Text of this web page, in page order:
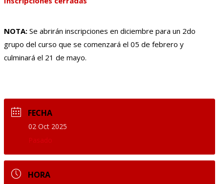
NOTA: Se abrirán inscripciones en diciembre para un 2do
grupo del curso que se comenzará el 05 de febrero y
culminará el 21 de mayo.
FECHA
02 Oct 2025
Pasado
HORA